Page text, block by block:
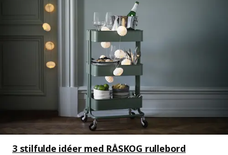
3 stilfulde idéer med RÅSKOG rullebord